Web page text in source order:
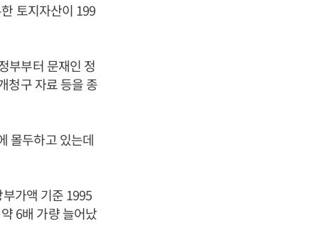
토지자산이 199
부부터 문재인 정
청구 자료 등을 종
몰두하고 있는데
부가액 기준 1995
6배 가량 늘어났